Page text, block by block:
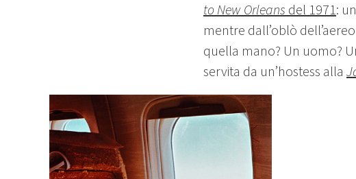
to New Orleans del 1971:
mentre dall’oblò
quella mano? Un uomo?
servita da un’hostess alla